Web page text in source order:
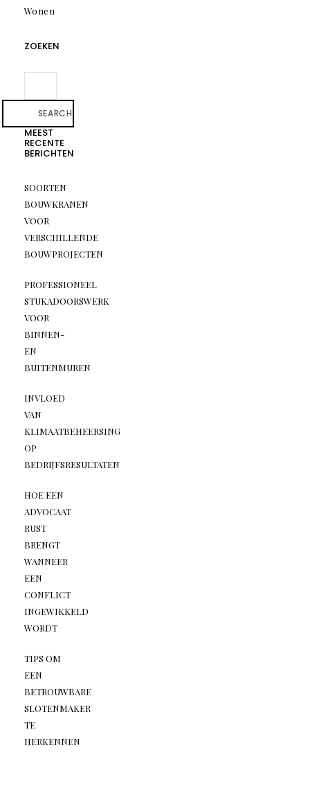
Wonen
ZOEKEN
SEARCH
MEEST
RECENTE
BERICHTEN
SOORTEN
BOUWKRANEN
VOOR
VERSCHILLENDE
BOUWPROJECTEN
PROFESSIONEEL
STUKADOORSWERK
VOOR
BINNEN-
EN
BUITENMUREN
INVLOED
VAN
KLIMAATBEHEERSING
OP
BEDRIJFSRESULTATEN
HOE EEN
ADVOCAAT
RUST
BRENGT
WANNEER
EEN
CONFLICT
INGEWIKKELD
WORDT
TIPS OM
EEN
BETROUWBARE
SLOTENMAKER
TE
HERKENNEN